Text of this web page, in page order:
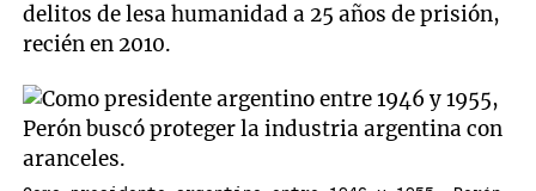
delitos de lesa humanidad a 25 años de prisión,
recién en 2010.